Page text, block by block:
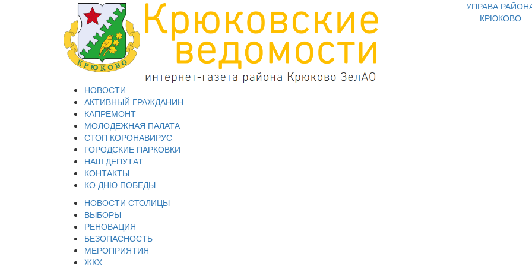
УПРАВА
КРЮКОВО
НОВОСТИ
АКТИВНЫЙ ГРАЖДАНИН
КАПРЕМОНТ
МОЛОДЕЖНАЯ ПАЛАТА
СТОП КОРОНАВИРУС
ГОРОДСКИЕ ПАРКОВКИ
НАШ ДЕПУТАТ
КОНТАКТЫ
КО ДНЮ ПОБЕДЫ
НОВОСТИ СТОЛИЦЫ
ВЫБОРЫ
РЕНОВАЦИЯ
БЕЗОПАСНОСТЬ
МЕРОПРИЯТИЯ
ЖКХ